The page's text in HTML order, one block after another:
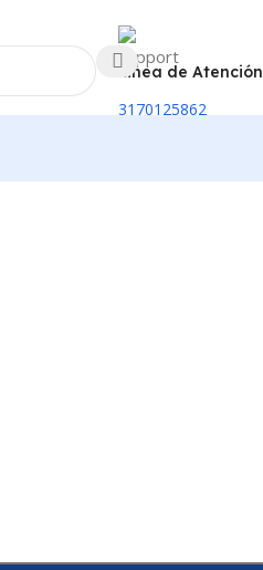
Linea de Atención
3170125862